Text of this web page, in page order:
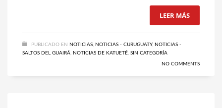
LEER MÁS
PUBLICADO EN NOTICIAS NOTICIAS - CURUGUATY, NOTICIAS -
SALTOS DEL GUAIRÁ NOTICIAS DE KATUETÉ SIN CATEGORÍA
NO COMMENTS